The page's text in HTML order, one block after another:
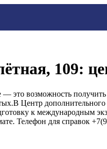
109:
— это возможность
Центр
к международным
Телефон для справок